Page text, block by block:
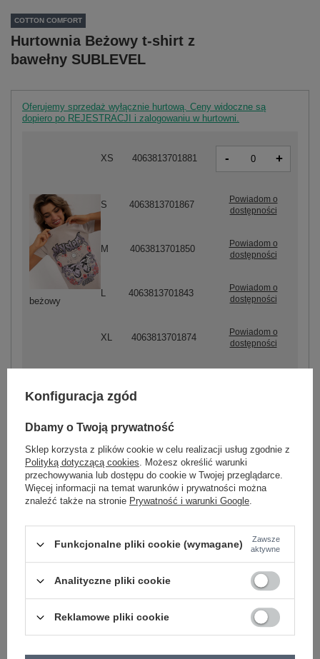
COTTON COMFORT
Hurtownia Beżowy t-shirt z
bawełny SUBLEVEL
Oferujemy sprzedaż wyłącznie hurtową. Ceny widoczne są
dopiero po REJESTRACJI i zalogowaniu w hurtowni.
beżowy
XS 4063813701881 - +
S 4063813701867
Powiadom o
dostępności
M 4063813701850
Powiadom o
dostępności
4063813701843
Powiadom o
dostępności
XL 4063813701874
Powiadom o
dostępności
ciemny szary
ZALOGUJ SIĘ I ZOBACZ CENĘ
Masz pytanie? Chętnie pomożemy.
skład materiału : 100% bawełna
Konfiguracja zgód
Dbamy o Twoją prywatność
Sklep korzysta z plików cookie w celu realizacji usług zgodnie z
Polityką dotyczącą cookies. Możesz określić warunki
przechowywania lub dostępu do cookie w Twojej przeglądarce.
Więcej informacji na temat warunków i prywatności można
znaleźć także na stronie Prywatność i warunki Google.
Funkcjonalne pliki cookie (wymagane)
Zawsze
aktywne
Analityczne pliki cookie
Reklamowe pliki cookie